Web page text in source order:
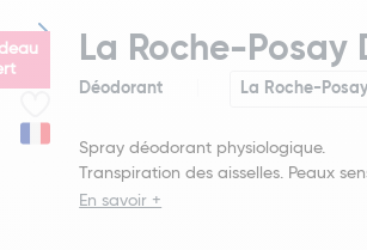
La Roche-Posay
Déodorant La Roche-Posay
Spray déodorant physiologique.
Transpiration des aisselles. Peaux
En savoir +